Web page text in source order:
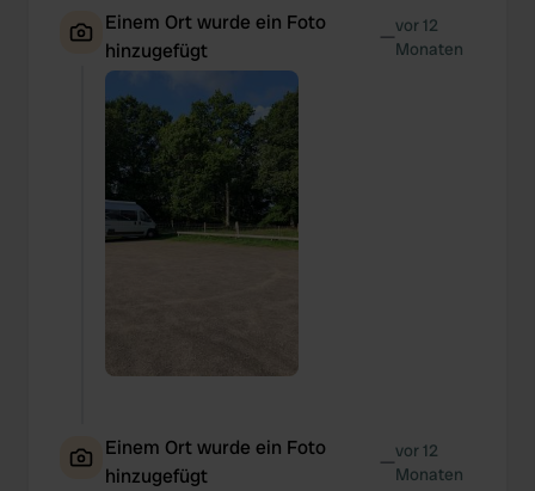
Einem Ort wurde ein Foto
hinzugefügt
—vor 12
Monaten
Einem Ort wurde ein Foto
hinzugefügt
—vor 12
Monaten